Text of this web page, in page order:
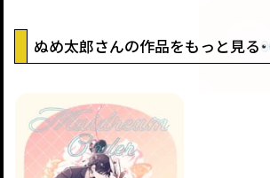
ぬめ太郎さんの作品をもっと見る